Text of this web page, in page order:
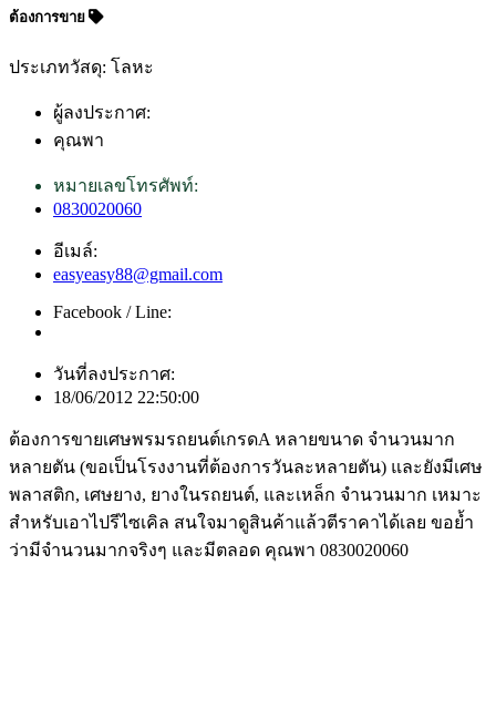
ต้องการขาย
ประเภทวัสดุ: โลหะ
ผู้ลงประกาศ:
คุณพา
หมายเลขโทรศัพท์:
0830020060
อีเมล์:
easyeasy88@gmail.com
Facebook / Line:
วันที่ลงประกาศ:
18/06/2012 22:50:00
ต้องการขายเศษพรมรถยนต์เกรดA หลายขนาด จำนวนมาก
หลายตัน (ขอเป็นโรงงานที่ต้องการวันละหลายตัน) และยังมีเศษ
พลาสติก, เศษยาง, ยางในรถยนต์, และเหล็ก จำนวนมาก เหมาะ
สำหรับเอาไปรีไซเคิล สนใจมาดูสินค้าแล้วตีราคาได้เลย ขอย้ำ
ว่ามีจำนวนมากจริงๆ และมีตลอด คุณพา 0830020060